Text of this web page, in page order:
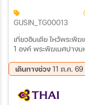
GUSIN_TG00013
เที่ยวอินเดีย ไหว้พระพิฆเนศ 11 องค์ พิเศษ รับองค์ดั๊กดูเศรษฐ์ ท่านละ
1 องค์ พระพิฆเนศปาง
(Trishul Pune) แบบถูกวิ
เดินทางช่วง 11 ต.ค.
04 ก.พ. 70 - 09 ก.พ. 70